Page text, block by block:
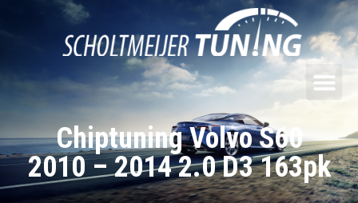
Chiptuning Volvo S60
2010 – 2014 2.0 D3 163pk